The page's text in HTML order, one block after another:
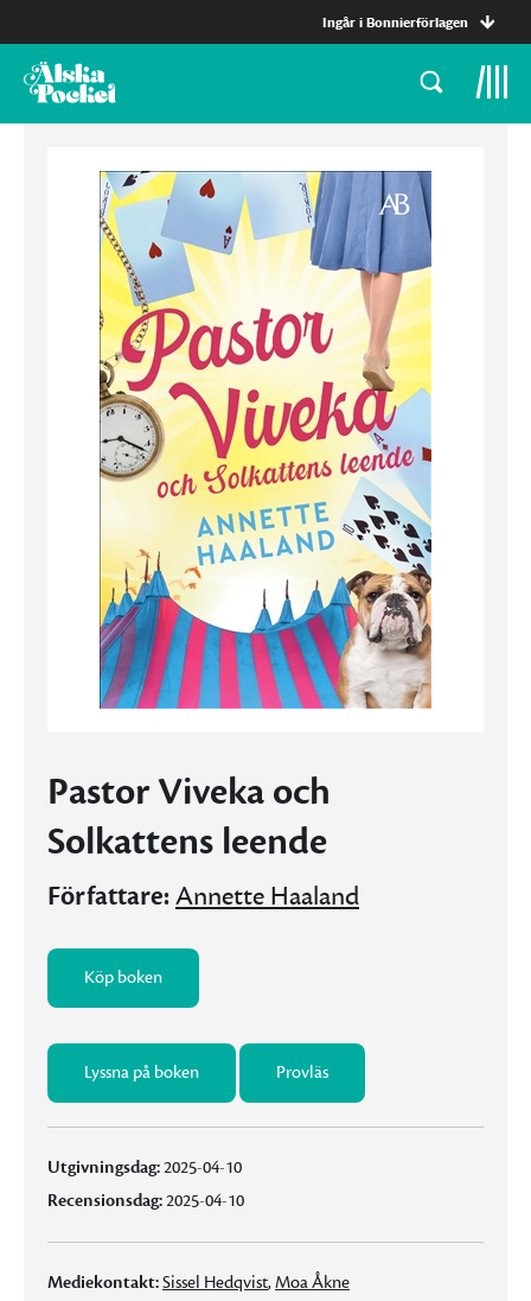
Ingår i Bonnierförlagen
Pastor Viveka och
Solkattens leende
Författare:Annette Haaland
Köp boken
Lyssna på boken Provläs
Utgivningsdag:2025-04-10
Recensionsdag:2025-04-10
Mediekontakt:Sissel Hedqvist, Moa Åkne